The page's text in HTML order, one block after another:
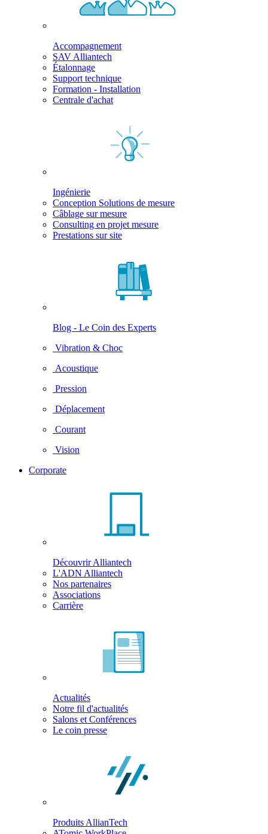
Accompagnement
SAV Alliantech
Étalonnage
Support technique
Formation - Installation
Centrale d'achat
Ingénierie
Conception Solutions de mesure
Câblage sur mesure
Consulting en projet mesure
Prestations sur site
Blog - Le Coin des Experts
Vibration & Choc
Acoustique
Pression
Déplacement
Courant
Vision
Corporate
Découvrir Alliantech
L'ADN Alliantech
Nos partenaires
Associations
Carrière
Actualités
Notre fil d'actualités
Salons et Conférences
Le coin presse
Produits AllianTech